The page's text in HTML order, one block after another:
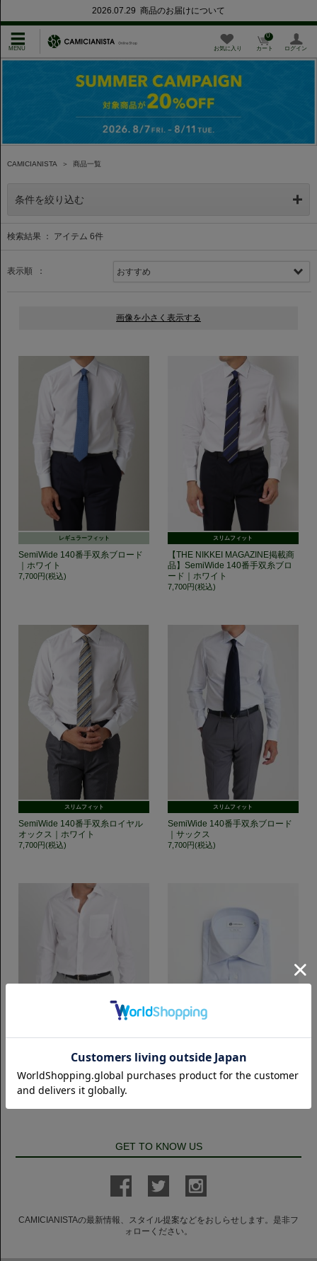
2026.07.29 商品のお届けについて
お気に入り カート
0
ログイン
CAMICIANISTA ＞ 商品一覧
条件を絞り込む
検索結果 ： アイテム 6件
表示順 ：
レギュラーフィット
SemiWide 140番手双糸ブロード
｜ホワイト
7,700円(税込)
スリムフィット
【THE NIKKEI MAGAZINE掲載商
品】SemiWide 140番手双糸ブロ
ード｜ホワイト
7,700円(税込)
スリムフィット
SemiWide 140番手双糸ロイヤル
オックス｜ホワイト
7,700円(税込)
スリムフィット
SemiWide 140番手双糸ブロード
｜サックス
7,700円(税込)
SemiWide ポケット付き 140番手
双糸ブロード｜ホワイト
スリムフィット
SemiWide 140番手双糸ブロード
GET TO KNOW US
CAMICIANISTAの最新情報、スタイル提案などをおしらせします。是非フ
ォローください。